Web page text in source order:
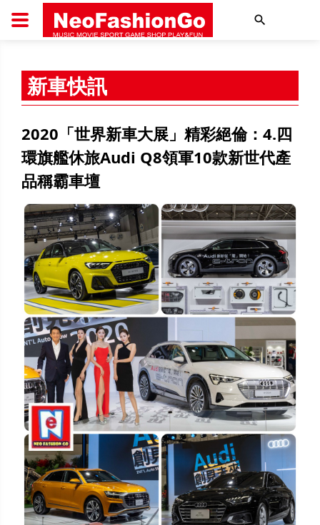
搜尋
新車快訊
2020「世界新車大展」精彩絕倫：4.四
環旗艦休旅Audi Q8領軍10款新世代產
品稱霸車壇